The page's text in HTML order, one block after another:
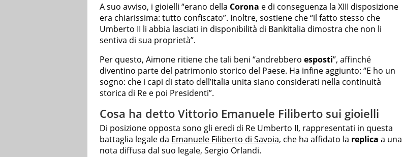
A suo avviso, i gioielli “erano della Corona e di conseguenza la XIII disposizione
era chiarissima: tutto confiscato”. Inoltre, sostiene che “il fatto stesso che
Umberto II li abbia lasciati in disponibilità di Bankitalia dimostra che non li
sentiva di sua proprietà”.
Per questo, Aimone ritiene che tali beni “andrebbero esposti”, affinché
diventino parte del patrimonio storico del Paese. Ha infine aggiunto: “E ho un
sogno: che i capi di stato dell’Italia unita siano considerati nella continuità
storica di Re e poi Presidenti”.
Cosa ha detto Vittorio Emanuele Filiberto sui gioielli
Di posizione opposta sono gli eredi di Re Umberto II, rappresentati in questa
battaglia legale da Emanuele Filiberto di Savoia, che ha affidato la replica a una
nota diffusa dal suo legale, Sergio Orlandi.